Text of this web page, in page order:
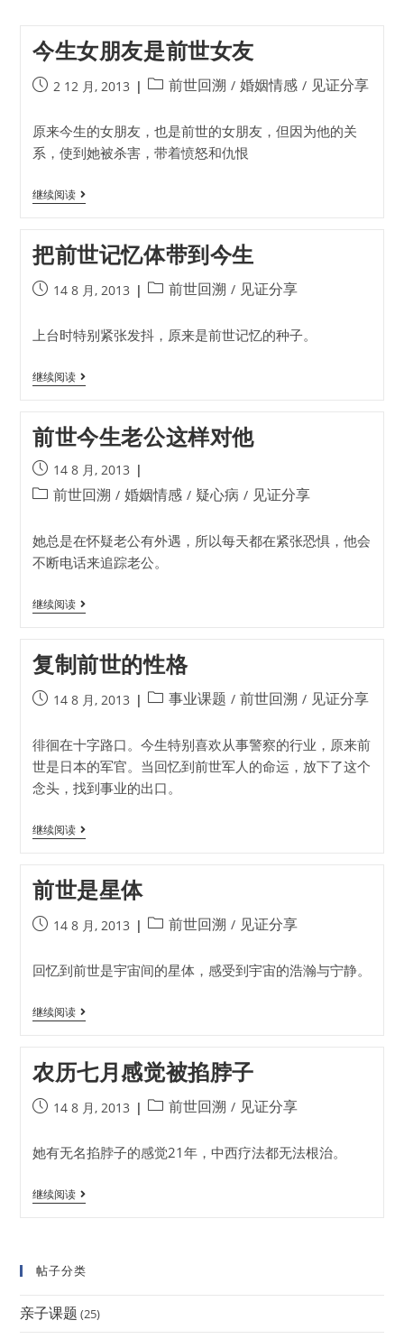
今生女朋友是前世女友
2 12 月, 2013 前世回溯 / 婚姻情感 / 见证分享
原来今生的女朋友，也是前世的女朋友，但因为他的关
系，使到她被杀害，带着愤怒和仇恨
继续阅读
把前世记忆体带到今生
14 8 月, 2013 前世回溯 / 见证分享
上台时特别紧张发抖，原来是前世记忆的种子。
继续阅读
前世今生老公这样对他
14 8 月, 2013
前世回溯 / 婚姻情感 / 疑心病 / 见证分享
她总是在怀疑老公有外遇，所以每天都在紧张恐惧，他会
不断电话来追踪老公。
继续阅读
复制前世的性格
14 8 月, 2013 事业课题 / 前世回溯 / 见证分享
徘徊在十字路口。今生特别喜欢从事警察的行业，原来前
世是日本的军官。当回忆到前世军人的命运，放下了这个
念头，找到事业的出口。
继续阅读
前世是星体
14 8 月, 2013 前世回溯 / 见证分享
回忆到前世是宇宙间的星体，感受到宇宙的浩瀚与宁静。
继续阅读
农历七月感觉被掐脖子
14 8 月, 2013 前世回溯 / 见证分享
她有无名掐脖子的感觉21年，中西疗法都无法根治。
继续阅读
帖子分类
亲子课题 (25)